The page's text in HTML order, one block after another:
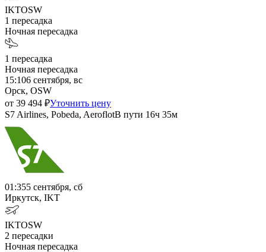
IKTOSW
1 пересадка
Ночная пересадка
1 пересадка
Ночная пересадка
15:106 сентября, вс
Орск, OSW
от 39 494 ₽Уточнить цену
S7 Airlines, Pobeda, AeroflotВ пути 16ч 35м
01:355 сентября, сб
Иркутск, IKT
IKTOSW
2 пересадки
Ночная пересадка